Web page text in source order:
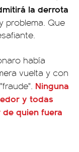
la derrota
problema. Que
había
vuelta y con
Ninguna
y todas
quien fuera